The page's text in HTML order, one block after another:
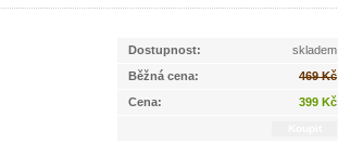
Dostupnost:
skladem
Běžná cena:
469 Kč
Cena:
399 Kč